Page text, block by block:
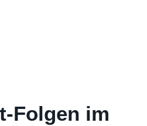
Folgen im